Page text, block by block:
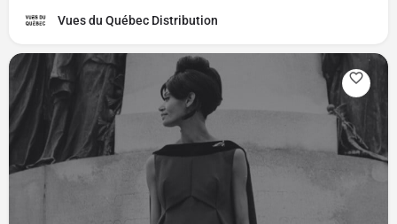
Vues du Québec Distribution